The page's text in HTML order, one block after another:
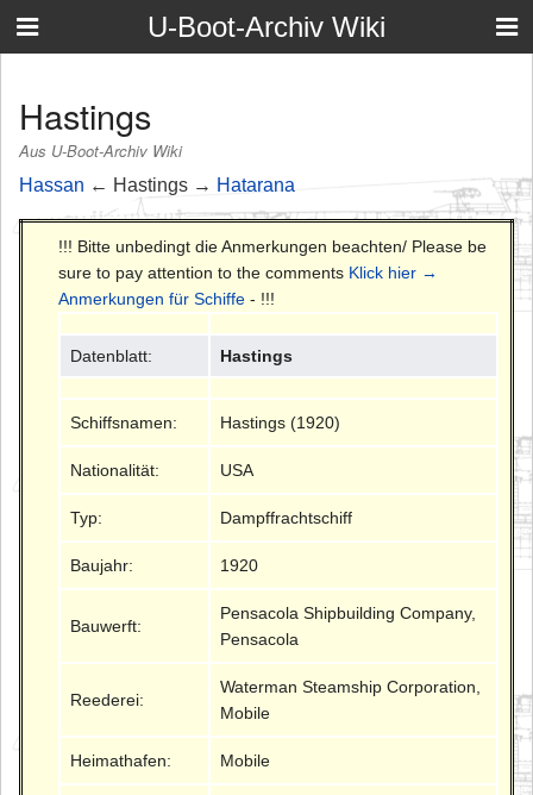
U-Boot-Archiv Wiki
Hastings
Aus U-Boot-Archiv Wiki
Hassan ← Hastings → Hatarana
!!! Bitte unbedingt die Anmerkungen beachten/ Please be
sure to pay attention to the comments Klick hier →
Anmerkungen für Schiffe - !!!
Datenblatt: Hastings
Schiffsnamen: Hastings (1920)
Nationalität: USA
Typ: Dampffrachtschiff
Baujahr: 1920
Bauwerft:
Pensacola Shipbuilding Company,
Pensacola
Reederei:
Waterman Steamship Corporation,
Mobile
Heimathafen: Mobile